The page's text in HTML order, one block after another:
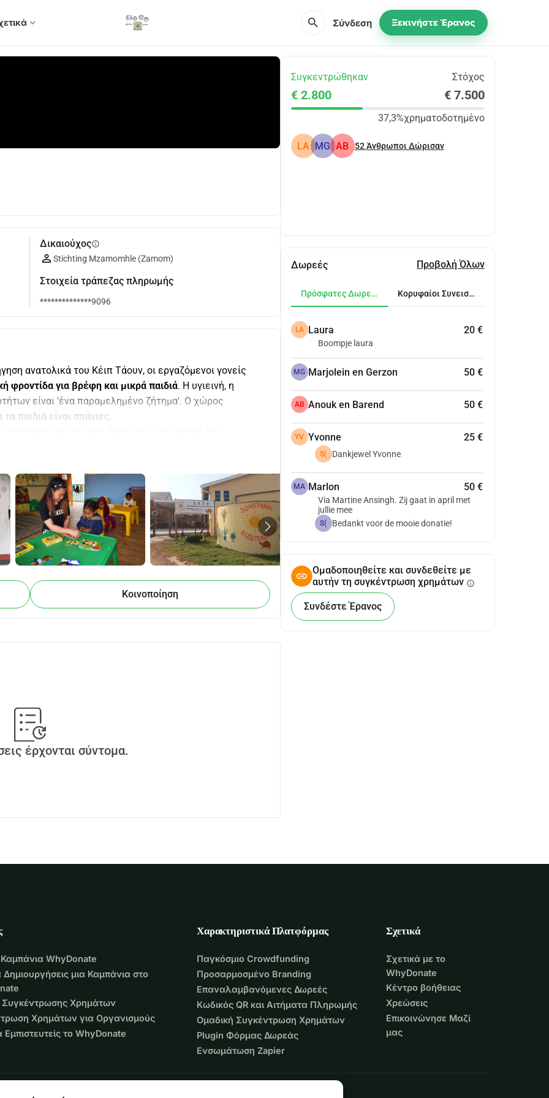
expand_more search Σύνδεση Ξεκινήστε Έρανος
Δικαιούχοςinfo
Stichting Mzamomhle (Zamom)
Στοιχεία τράπεζας πληρωμής
**************9096
φροντίδα για βρέφη και μικρά παιδιά. Η υγιεινή, η
είναι 'ένα παραμελημένο ζήτημα'. Ο χώρος
παιδιά είναι σπάνιες.
προβλημάτων, οι μαθηματικές δεξιότητες, η λεπτή και η
αυτή η έλλειψη μπορεί αργότερα να καλυφθεί μόνο με
είναι μόνιμη. Δεν είναι καλό για το παιδί,
και ούτε για τη χώρα.
πρέπει να συμμορφώνονται οι παιδικοί σταθμοί, αλλά ο
Συχνά λείπουν γνώσεις και πόροι, ιδιαίτερα σε
δεν ανθίζουν λόγω αυτού και παραμένουν
μακριά από το δρόμο. Αυτό πρέπει και μπορεί να αλλάξει,
εταίρους και το Ίδρυμα Wilde Ganzen, τους
και πιστοποιηθεί, ο σταθμός έχει μεταφερθεί σε ένα
Εκκλησίας και διαθέτει πλέον τρεις αίθουσες
και ασφαλές πόσιμο νερό.
εξοπλισμένη κουζίνα και μια τέταρτη αίθουσα
Κοινοποίηση
έρχονται σύντομα.
Συγκεντρώθηκαν Στόχος
€ 2.800 € 7.500
37,3%χρηματοδοτημένο
LA MG AB 52Άνθρωποι Δώρισαν
Δωρεές Προβολή Όλων
Πρόσφατες Δωρεές Κορυφαίοι Συνεισφέροντες
LA Laura 20 €
Boompje laura
MG Marjolein en Gerzon 50 €
AB Anouk en Barend 50 €
YV Yvonne 25 €
S( Dankjewel Yvonne
MA Marlon 50 €
Via Martine Ansingh. Zij gaat in april met
jullie mee
S( Bedankt voor de mooie donatie!
Ομαδοποιηθείτε και συνδεθείτε με
αυτήν τη συγκέντρωση χρημάτων info
Συνδέστε Έρανος
Καμπάνια WhyDonate
μια Καμπάνια στο
Συγκέντρωσης Χρημάτων
Χρημάτων για Οργανισμούς
Εμπιστευτείς το WhyDonate
Χαρακτηριστικά Πλατφόρμας
Παγκόσμιο Crowdfunding
Προσαρμοσμένο Branding
Επαναλαμβανόμενες Δωρεές
Κωδικός QR και Αιτήματα Πληρωμής
Ομαδική Συγκέντρωση Χρημάτων
Plugin Φόρμας Δωρεάς
Ενσωμάτωση Zapier
Σχετικά
Σχετικά με το
WhyDonate
Κέντρο βοήθειας
Χρεώσεις
Επικοινώνησε Μαζί
μας